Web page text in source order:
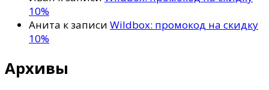
10%
Анита к записи Wildbox: промокод на скидку
10%
Архивы